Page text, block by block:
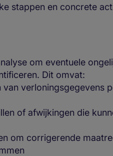
stappen en concrete
om eventuele
Dit omvat:
verloningsgegevens
of afwijkingen die
om corrigerende